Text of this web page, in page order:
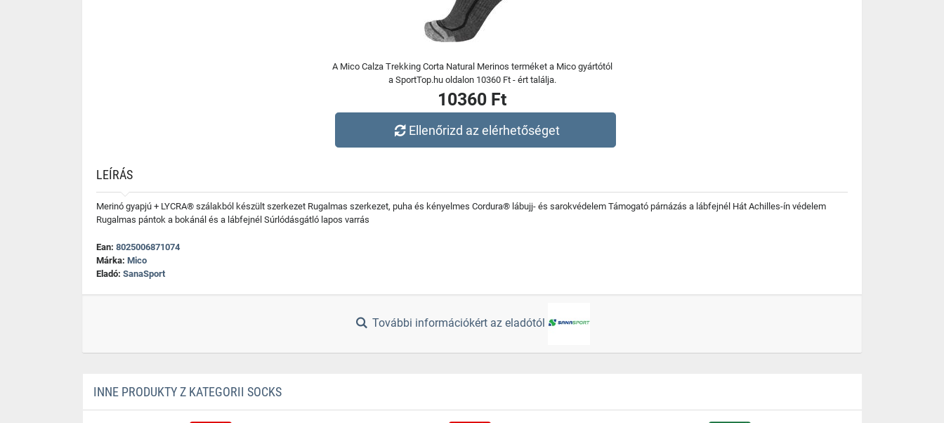
A Mico Calza Trekking Corta Natural Merinos terméket a Mico gyártótól
a SportTop.hu oldalon 10360 Ft - ért találja.
10360 Ft
Ellenőrizd az elérhetőséget
LEÍRÁS
Merinó gyapjú + LYCRA® szálakból készült szerkezet Rugalmas szerkezet, puha és kényelmes Cordura® lábujj- és sarokvédelem Támogató párnázás a lábfejnél Hát Achilles-ín védelem
Rugalmas pántok a bokánál és a lábfejnél Súrlódásgátló lapos varrás
Ean: 8025006871074
Márka: Mico
Eladó: SanaSport
További információkért az eladótól
INNE PRODUKTY Z KATEGORII SOCKS